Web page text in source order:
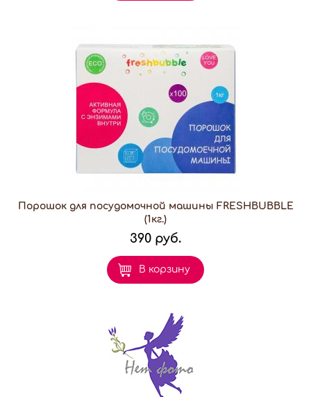
Порошок для посудомочной машины FRESHBUBBLE
(1кг.)
390 руб.
В корзину